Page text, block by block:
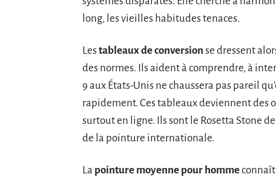
long, les vieilles habitudes tenaces.
Lestableaux de conversion se dressent
des normes. Ils aident à comprendre, à
9 aux États-Unis ne chaussera pas pareil
rapidement. Ces tableaux deviennent des
surtout en ligne. Ils sont le Rosetta Stone
de la pointure internationale.
La pointure moyenne pour hommeconnaît